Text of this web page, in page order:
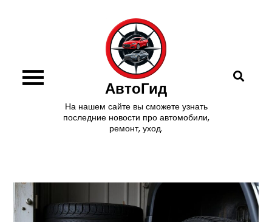
АвтоГид
На нашем сайте вы сможете узнать
последние новости про автомобили,
ремонт, уход.